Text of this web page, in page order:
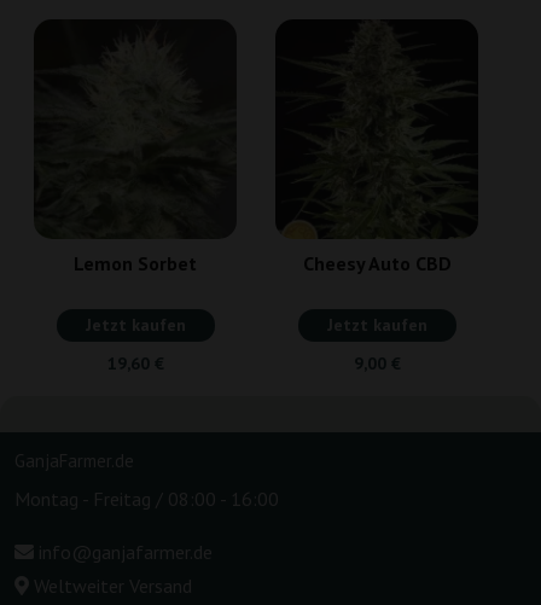
Lemon Sorbet
Jetzt kaufen
19,60 €
Cheesy Auto CBD
Jetzt kaufen
9,00 €
GanjaFarmer.de
Montag - Freitag / 08:00 - 16:00
info@ganjafarmer.de
Weltweiter Versand